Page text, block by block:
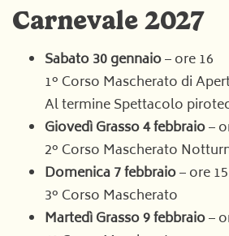
Carnevale 2027
Sabato 30 gennaio– ore 16
1° Corso Mascherato di
Al termine Spettacolo
Giovedì Grasso 4 febbraio–
2° Corso Mascherato
Domenica 7 febbraio– ore 15
3° Corso Mascherato
Martedì Grasso 9 febbraio–